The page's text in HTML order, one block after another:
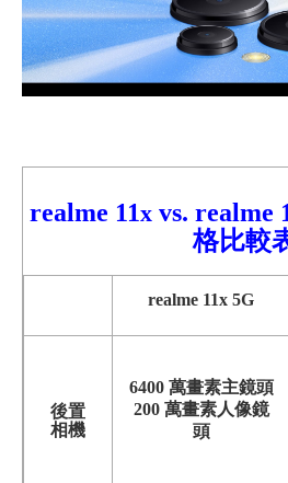
realme 11xvs. realme
格比較
realme 11x 5G
後置
相機
6400 萬畫素主鏡頭
200 萬畫素人像鏡
頭